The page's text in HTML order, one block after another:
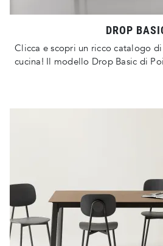
DROP
Clicca e scopri un ricco catalogo
cucina! Il modello Drop Basic di